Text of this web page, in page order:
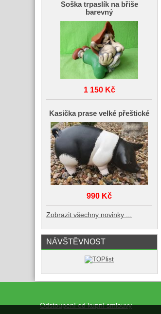
Soška trpaslík na břiše
barevný
1 150 Kč
Kasička prase velké přeštické
990 Kč
Zobrazit všechny novinky ...
NÁVŠTĚVNOST
Odstoupení od kupní smlouvy